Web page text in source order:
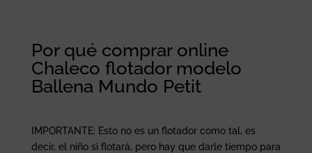
Por qué comprar online
Chaleco flotador modelo
Ballena Mundo Petit
IMPORTANTE: Esto no es un flotador como tal, es
decir, el niño si flotará, pero hay que darle tiempo para